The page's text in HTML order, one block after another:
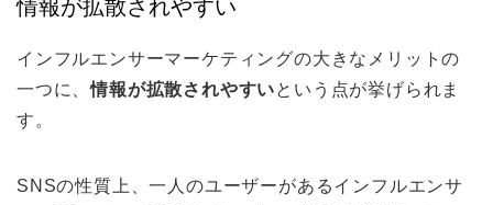
情報が拡散されやすい
インフルエンサーマーケティングの大きなメリットの
一つに、情報が拡散されやすいという点が挙げられま
す。
SNSの性質上、一人のユーザーがあるインフルエンサ